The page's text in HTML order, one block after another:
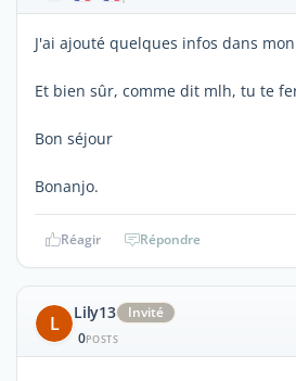
J'ai ajouté quelques infos dans
Et bien sûr, comme dit mlh, tu te
Bon séjour
Bonanjo.
Réagir Répondre
L Lily13
Invité
0POSTS